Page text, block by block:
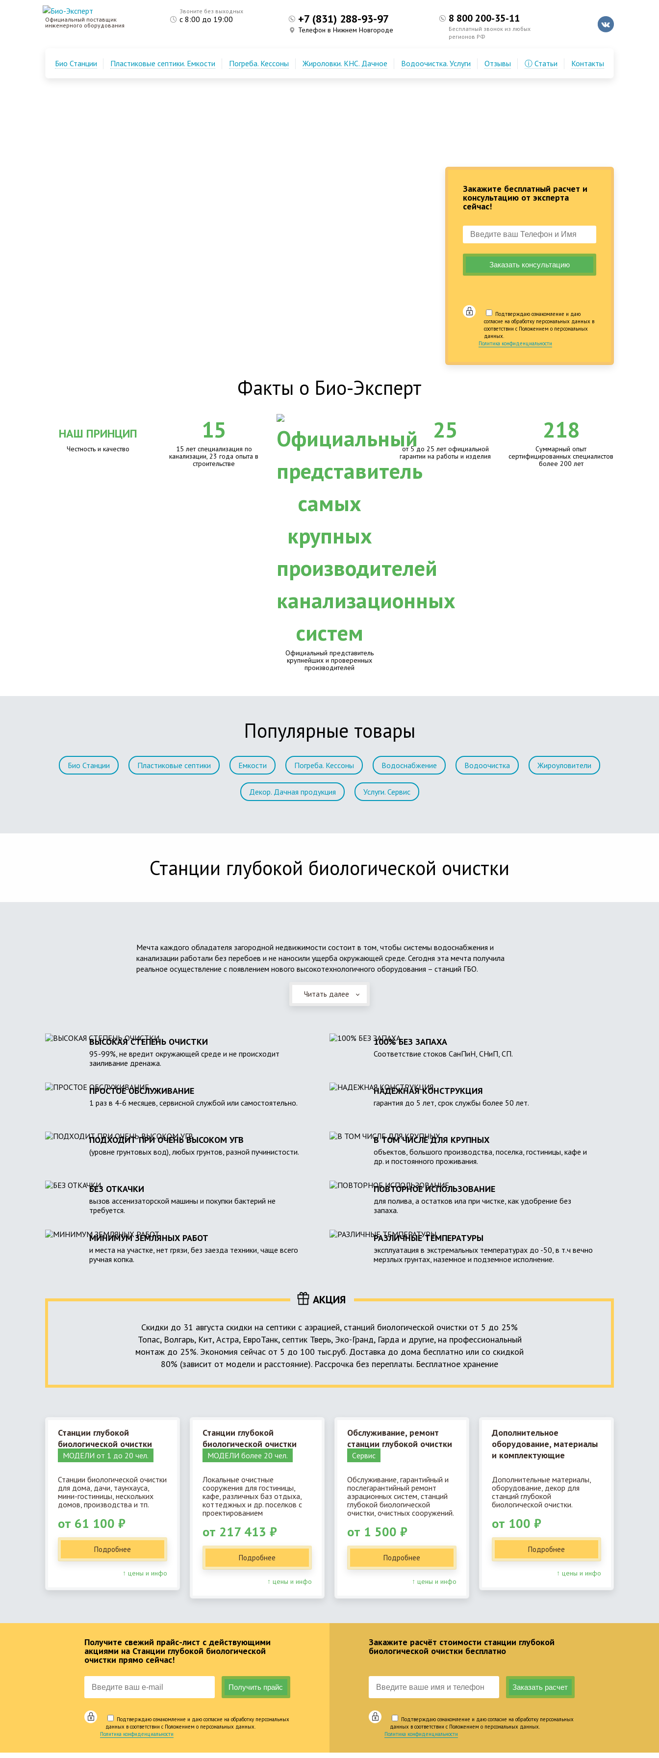
Закажите бесплатный расчет и
консультацию от эксперта
сейчас!
Подтверждаю ознакомление и даю
согласие на обработку персональных данных в
соответствии с Положением о персональных
данных.
Политика конфиденциальности
Официальный поставщик
инженерного оборудования
Звоните без выходных
с 8:00 до 19:00 +7 (831) 288-93-97
Телефон в Нижнем Новгороде
8 800 200-35-11
Бесплатный звонок из любых
регионов РФ
Био Станции Пластиковые септики. Емкости Погреба. Кессоны Жироловки. КНС. Дачное Водоочистка. Услуги Отзывы ⓘ Статьи Контакты
Факты о Био-Эксперт
НАШ ПРИНЦИП
Честность и качество
15
15 лет специализация по
канализации, 23 года опыта в
строительстве
Официальный представитель
крупнейших и проверенных
производителей
25
от 5 до 25 лет официальной
гарантии на работы и изделия
218
Суммарный опыт
сертифицированных специалистов
более 200 лет
Популярные товары
Био Станции Пластиковые септики Емкости Погреба. Кессоны Водоснабжение Водоочистка Жироуловители
Декор. Дачная продукция Услуги. Сервис
Станции глубокой биологической очистки
Мечта каждого обладателя загородной недвижимости состоит в том, чтобы системы водоснабжения и
канализации работали без перебоев и не наносили ущерба окружающей среде. Сегодня эта мечта получила
реальное осуществление с появлением нового высокотехнологичного оборудования – станций ГБО.
Читать далее
ВЫСОКАЯ СТЕПЕНЬ ОЧИСТКИ
95-99%, не вредит окружающей среде и не происходит
заиливание дренажа.
100% БЕЗ ЗАПАХА
Соответствие стоков СанПиН, СНиП, СП.
ПРОСТОЕ ОБСЛУЖИВАНИЕ
1 раз в 4-6 месяцев, сервисной службой или самостоятельно.
НАДЕЖНАЯ КОНСТРУКЦИЯ
гарантия до 5 лет, срок службы более 50 лет.
ПОДХОДИТ ПРИ ОЧЕНЬ ВЫСОКОМ УГВ
(уровне грунтовых вод), любых грунтов, разной пучинистости.
В ТОМ ЧИСЛЕ ДЛЯ КРУПНЫХ
объектов, большого производства, поселка, гостиницы, кафе и
др. и постоянного проживания.
БЕЗ ОТКАЧКИ
вызов ассенизаторской машины и покупки бактерий не
требуется.
ПОВТОРНОЕ ИСПОЛЬЗОВАНИЕ
для полива, а остатков ила при чистке, как удобрение без
запаха.
МИНИМУМ ЗЕМЛЯНЫХ РАБОТ
и места на участке, нет грязи, без заезда техники, чаще всего
ручная копка.
РАЗЛИЧНЫЕ ТЕМПЕРАТУРЫ
эксплуатация в экстремальных температурах до -50, в т.ч вечно
мерзлых грунтах, наземное и подземное исполнение.
АКЦИЯ
Скидки до 31 августа скидки на септики с аэрацией, станций биологической очистки от 5 до 25%
Топас, Волгарь, Кит, Астра, ЕвроТанк, септик Тверь, Эко-Гранд, Гарда и другие, на профессиональный
монтаж до 25%. Экономия сейчас от 5 до 100 тыс.руб. Доставка до дома бесплатно или со скидкой
80% (зависит от модели и расстояние). Рассрочка без переплаты. Бесплатное хранение
Станции глубокой
биологической очистки
МОДЕЛИ от 1 до 20 чел.
Станции биологической очистки
для дома, дачи, таунхауса,
мини-гостиницы, нескольких
домов, производства и тп.
от 61 100 ₽
Подробнее
↑ цены и инфо
Станции глубокой
биологической очистки
МОДЕЛИ более 20 чел.
Локальные очистные
сооружения для гостиницы,
кафе, различных баз отдыха,
коттеджных и др. поселков с
проектированием
от 217 413 ₽
Подробнее
↑ цены и инфо
Обслуживание, ремонт
станции глубокой очистки
Cервис
Обслуживание, гарантийный и
послегарантийный ремонт
аэрационных систем, станций
глубокой биологической
очистки, очистных сооружений.
от 1 500 ₽
Подробнее
↑ цены и инфо
Дополнительное
оборудование, материалы
и комплектующие
Дополнительные материалы,
оборудование, декор для
станций глубокой
биологической очистки.
от 100 ₽
Подробнее
↑ цены и инфо
Получите свежий прайс-лист с действующими
акциями на Станции глубокой биологической
очистки прямо сейчас!
Подтверждаю ознакомление и даю согласие на обработку персональных
данных в соответствии с Положением о персональных данных.
Политика конфиденциальности
Закажите расчёт стоимости станции глубокой
биологической очистки бесплатно
Подтверждаю ознакомление и даю согласие на обработку персональных
данных в соответствии с Положением о персональных данных.
Политика конфиденциальности